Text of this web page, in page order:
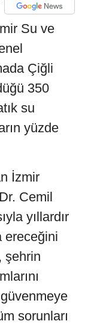
Su ve
Çiğli
350
su
yüzde
İzmir
Cemil
yıllardır
ereceğini
şehrin
sorunları